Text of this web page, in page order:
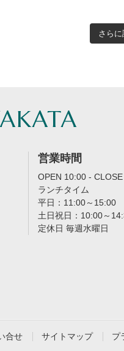
さらに
営業時間
OPEN 10:00 -
ランチタイム
平日：11:00～15:00
土日祝日：10:00～
定休日 毎週水曜日
合せ サイトマップ プ